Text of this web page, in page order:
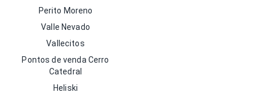
Perito Moreno
Valle Nevado
Vallecitos
Pontos de venda Cerro
Catedral
Heliski